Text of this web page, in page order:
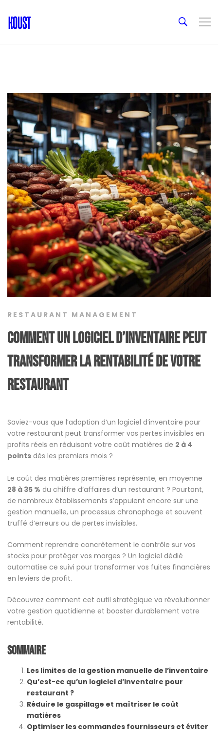
RESTAURANT MANAGEMENT
Comment un logiciel d’inventaire peut
transformer la rentabilité de votre
restaurant
Saviez-vous que l’adoption d’un logiciel d’inventaire pour
votre restaurant peut transformer vos pertes invisibles en
profits réels en réduisant votre coût matières de 2 à 4
points dès les premiers mois ?
Le coût des matières premières représente, en moyenne
28 à 35 % du chiffre d’affaires d’un restaurant ? Pourtant,
de nombreux établissements s’appuient encore sur une
gestion manuelle, un processus chronophage et souvent
truffé d’erreurs ou de pertes invisibles.
Comment reprendre concrètement le contrôle sur vos
stocks pour protéger vos marges ? Un logiciel dédié
automatise ce suivi pour transformer vos fuites financières
en leviers de profit.
Découvrez comment cet outil stratégique va révolutionner
votre gestion quotidienne et booster durablement votre
rentabilité.
sommaire
Les limites de la gestion manuelle de l’inventaire
Qu’est-ce qu’un logiciel d’inventaire pour
restaurant ?
Réduire le gaspillage et maîtriser le coût
matières
Optimiser les commandes fournisseurs et éviter